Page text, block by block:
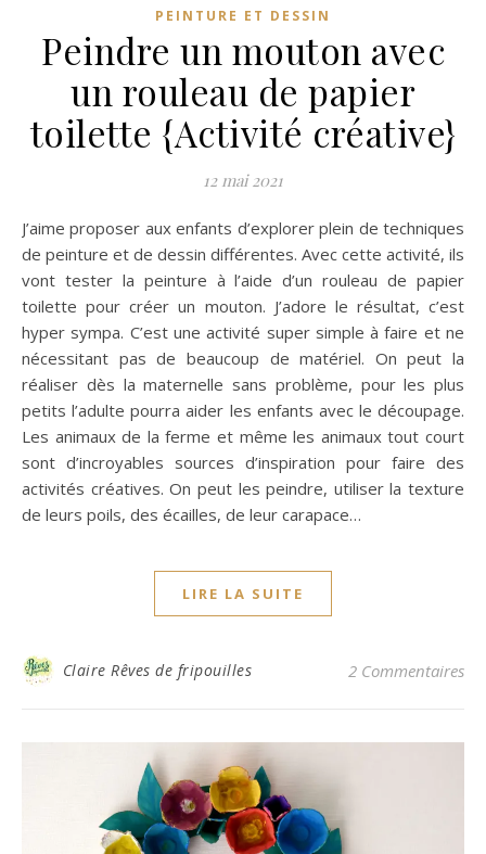
PEINTURE ET DESSIN
Peindre un mouton avec
un rouleau de papier
toilette {Activité créative}
12 mai 2021
J’aime proposer aux enfants d’explorer plein de techniques
de peinture et de dessin différentes. Avec cette activité, ils
vont tester la peinture à l’aide d’un rouleau de papier
toilette pour créer un mouton. J’adore le résultat, c’est
hyper sympa. C’est une activité super simple à faire et ne
nécessitant pas de beaucoup de matériel. On peut la
réaliser dès la maternelle sans problème, pour les plus
petits l’adulte pourra aider les enfants avec le découpage.
Les animaux de la ferme et même les animaux tout court
sont d’incroyables sources d’inspiration pour faire des
activités créatives. On peut les peindre, utiliser la texture
de leurs poils, des écailles, de leur carapace…
LIRE LA SUITE
Claire Rêves de fripouilles 2 Commentaires